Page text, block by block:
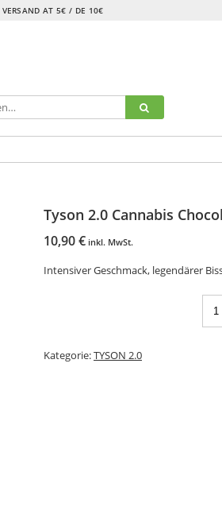
VERSAND AT 5€ / DE 10€
Tyson 2.0 Cannabis
10,90€ inkl. MwSt.
Intensiver Geschmack, legendärer
Kategorie:TYSON 2.0